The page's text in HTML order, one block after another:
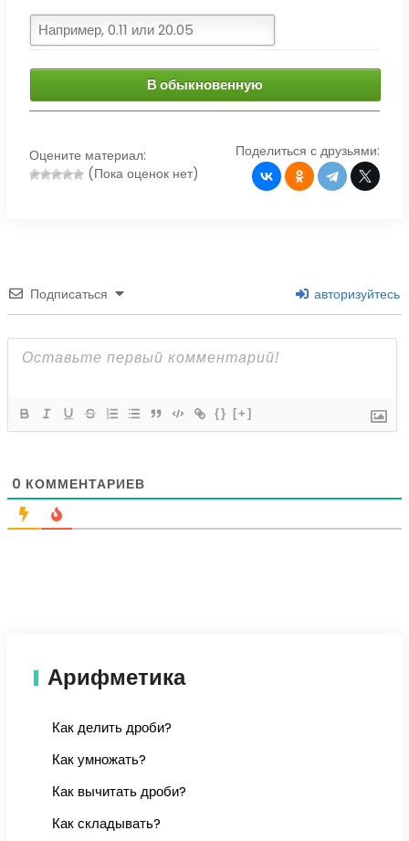
В обыкновенную
Оцените материал:
(Пока оценок нет)
Поделиться с друзьями:
Подписаться авторизуйтесь
{} [+]
0 КОММЕНТАРИЕВ
Арифметика
Как делить дроби?
Как умножать?
Как вычитать дроби?
Как складывать?